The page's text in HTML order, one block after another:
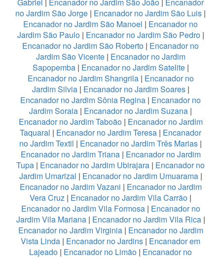
no Jardim São Jorge | Encanador no Jardim São Luis |
Encanador no Jardim São Manoel | Encanador no
Jardim São Paulo| Encanador no Jardim São Pedro|
Encanador no Jardim São Roberto | Encanador no
Jardim São Vicente| Encanador no Jardim
Sapopemba| Encanador no Jardim Satelite|
Encanador no Jardim Shangrila| Encanador no
Jardim Silvia| Encanador no Jardim Soares|
Encanador no Jardim Sônia Regina | Encanador no
Jardim Soraia | Encanador no Jardim Suzana |
Encanador no Jardim Taboão| Encanador no Jardim
Taquaral | Encanador no Jardim Teresa | Encanador
no Jardim Textil | Encanador no Jardim Três Marias |
Encanador no Jardim Triana| Encanador no Jardim
Tupa | Encanador no Jardim Ubirajara | Encanador no
Jardim Umarizal | Encanador no Jardim Umuarama|
Encanador no Jardim Vazani | Encanador no Jardim
Vera Cruz | Encanador no Jardim Vila Carrão |
Encanador no Jardim Vila Formosa| Encanador no
Jardim Vila Mariana| Encanador no Jardim Vila Rica|
Encanador no Jardim Virginia| Encanador no Jardim
Vista Linda | Encanador no Jardins | Encanador em
Lajeado | Encanador no Limão | Encanador no